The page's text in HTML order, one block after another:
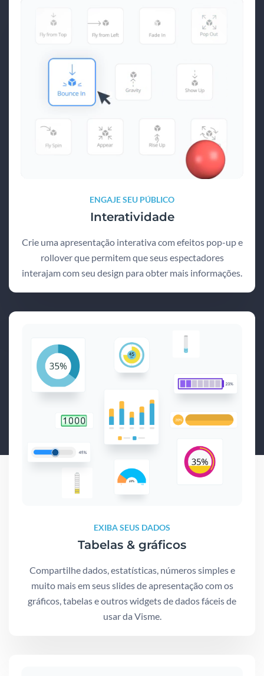
ENGAJE SEU PÚBLICO
Interatividade
Crie uma apresentação interativa com efeitos pop-up e
rollover que permitem que seus espectadores
interajam com seu design para obter mais informações.
EXIBA SEUS DADOS
Tabelas & gráficos
Compartilhe dados, estatísticas, números simples e
muito mais em seus slides de apresentação com os
gráficos, tabelas e outros widgets de dados fáceis de
usar da Visme.